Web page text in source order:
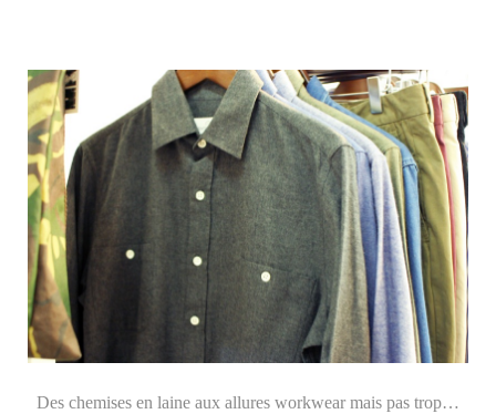
Des chemises en laine aux allures workwear mais pas trop…